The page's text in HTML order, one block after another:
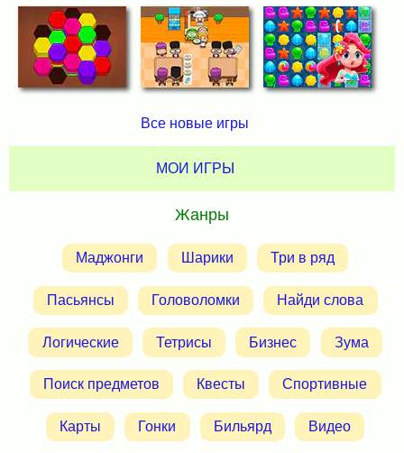
Все новые игры
МОИ ИГРЫ
Жанры
Маджонги Шарики Три в ряд
Пасьянсы Головоломки Найди слова
Логические Тетрисы Бизнес Зума
Поиск предметов Квесты Спортивные
Карты Гонки Бильярд Видео